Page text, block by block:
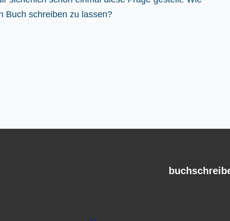
Buch schreiben zu lassen?